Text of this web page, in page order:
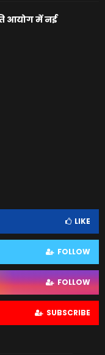
आयोग में नई
LIKE
FOLLOW
FOLLOW
SUBSCRIBE